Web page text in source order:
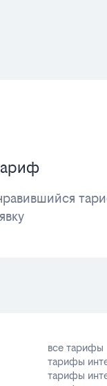
все тарифы
тарифы
тарифы